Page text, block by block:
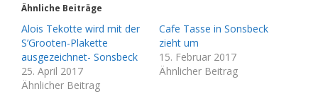
Ähnliche Beiträge
Alois Tekotte wird mit der
S’Grooten-Plakette
ausgezeichnet- Sonsbeck
25. April 2017
Ähnlicher Beitrag
Cafe Tasse in Sonsbeck
zieht um
15. Februar 2017
Ähnlicher Beitrag